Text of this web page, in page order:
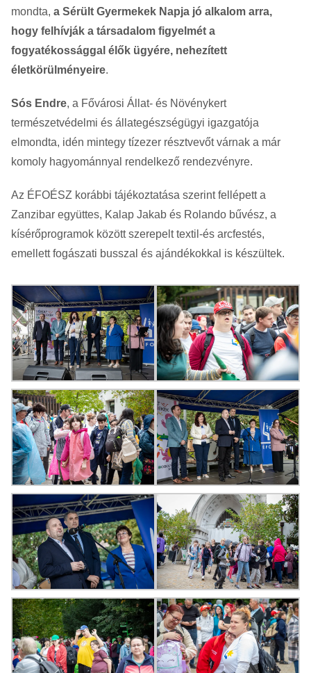
mondta, a Sérült Gyermekek Napja jó alkalom arra,
hogy felhívják a társadalom figyelmét a
fogyatékossággal élők ügyére, nehezített
életkörülményeire.
Sós Endre, a Fővárosi Állat- és Növénykert
természetvédelmi és állategészségügyi igazgatója
elmondta, idén mintegy tízezer résztvevőt várnak a már
komoly hagyománnyal rendelkező rendezvényre.
Az ÉFOÉSZ korábbi tájékoztatása szerint fellépett a
Zanzibar együttes, Kalap Jakab és Rolando bűvész, a
kísérőprogramok között szerepelt textil-és arcfestés,
emellett fogászati busszal és ajándékokkal is készültek.